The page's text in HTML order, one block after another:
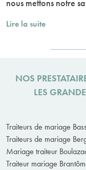
nous mettons notre
Lire la suite
NOS
LES
Traiteurs de mariage
Traiteurs de mariage
Mariage traiteur
Traiteur mariage